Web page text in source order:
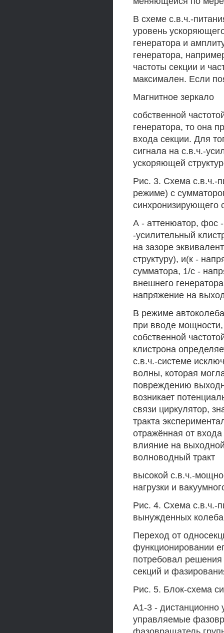
В схеме с.в.ч.-
уровень
генератора и
генератора,
частоты секции и
максимален. Если
Магнитное зеркало
собственной
генератора, то она
входа секции. Для
сигнала на с.в.ч.-
ускоряющей
Рис. 3. Схема с.в.ч.-
режиме) с
синхронизирующего
А - аттенюатор, фос
-усилительный
на зазоре
структуру), и(к -
сумматора, 1/с -
внешнего
напряжение на
В режиме
при вводе
собственной
клистрона
с.в.ч.-системе
волны, которая
повреждению
возникает
связи циркулятор,
тракта
отражённая от
влияние на
волноводный тракт
высокой с.в.ч.-
нагрузки и
Рис. 4. Схема с.в.ч.-
вынужденных
Переход от
функционировании
потребовал решения
секций и
Рис. 5. Блок-схема
А1-3 - дистанционно
управляемые